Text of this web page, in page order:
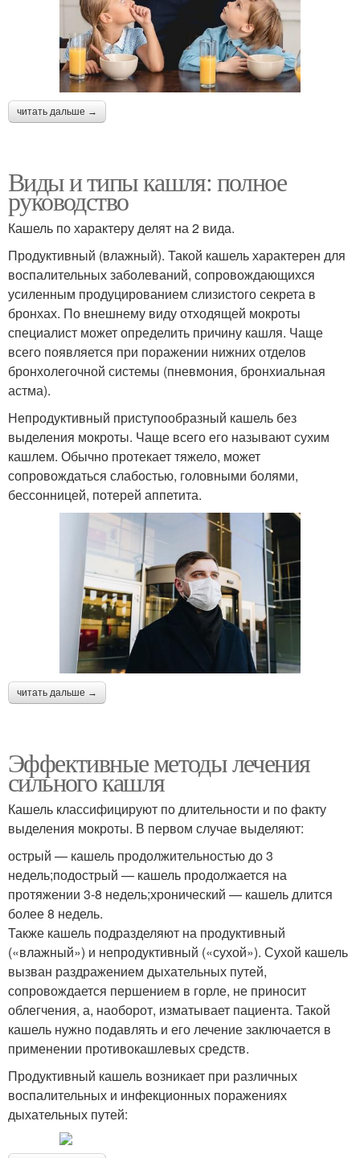
читать дальше →
Виды и типы кашля: полное
руководство
Кашель по характеру делят на 2 вида.
Продуктивный (влажный). Такой кашель характерен для
воспалительных заболеваний, сопровождающихся
усиленным продуцированием слизистого секрета в
бронхах. По внешнему виду отходящей мокроты
специалист может определить причину кашля. Чаще
всего появляется при поражении нижних отделов
бронхолегочной системы (пневмония, бронхиальная
астма).
Непродуктивный приступообразный кашель без
выделения мокроты. Чаще всего его называют сухим
кашлем. Обычно протекает тяжело, может
сопровождаться слабостью, головными болями,
бессонницей, потерей аппетита.
читать дальше →
Эффективные методы лечения
сильного кашля
Кашель классифицируют по длительности и по факту
выделения мокроты. В первом случае выделяют:
острый — кашель продолжительностью до 3
недель;подострый — кашель продолжается на
протяжении 3-8 недель;хронический — кашель длится
более 8 недель.
Также кашель подразделяют на продуктивный
(«влажный») и непродуктивный («сухой»). Сухой кашель
вызван раздражением дыхательных путей,
сопровождается першением в горле, не приносит
облегчения, а, наоборот, изматывает пациента. Такой
кашель нужно подавлять и его лечение заключается в
применении противокашлевых средств.
Продуктивный кашель возникает при различных
воспалительных и инфекционных поражениях
дыхательных путей: